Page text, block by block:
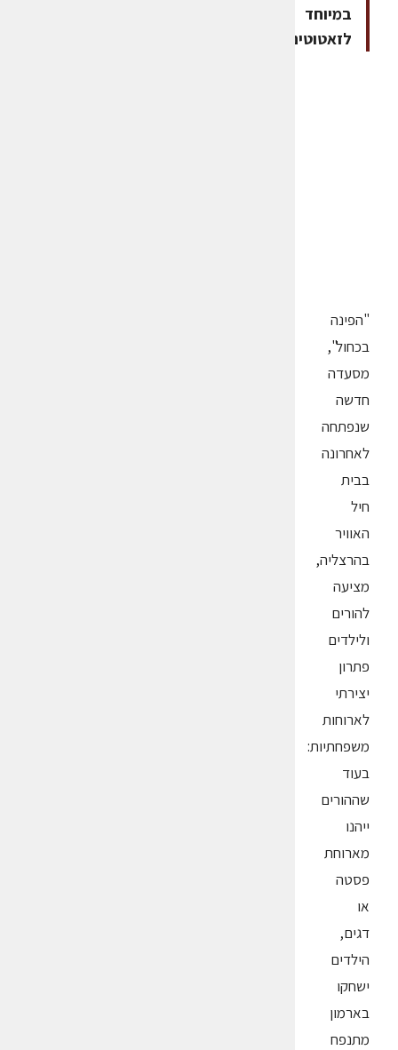
במיוחד
לזאטוטים
"הפינה
בכחול",
מסעדה
חדשה
שנפתחה
לאחרונה
בבית
חיל
האוויר
בהרצליה,
מציעה
להורים
ולילדים
פתרון
יצירתי
לארוחות
משפחתיות:
בעוד
שההורים
ייהנו
מארוחת
פסטה
או
דגים,
הילדים
ישחקו
בארמון
מתנפח